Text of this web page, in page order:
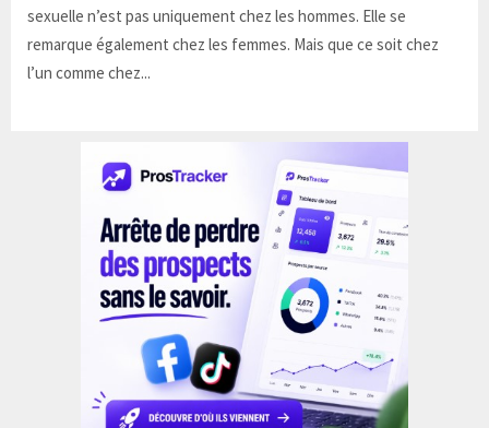
sexuelle n’est pas uniquement chez les hommes. Elle se
remarque également chez les femmes. Mais que ce soit chez
l’un comme chez...